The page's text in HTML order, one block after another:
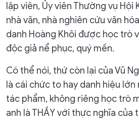
lập viên, Ủy viên Thường vụ Hội
nhà văn, nhà nghiên cứu văn
danh Hoàng Khôi được học trò
độc giả nể phục, quý mến.
Có thể nói, thứ còn lại của Vũ
là cái chức to hay danh hiệu
tác phẩm, không riêng học trò
anh là THẦY với thực nghĩa của